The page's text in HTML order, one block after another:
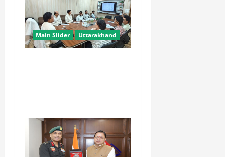
Main Slider Uttarakhand